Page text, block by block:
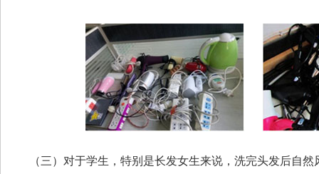
（三）对于学生，特别是长发女生来说，洗完头发后自然